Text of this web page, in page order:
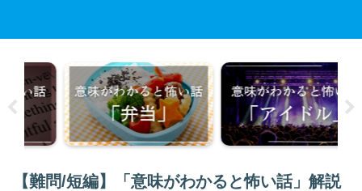
【難問/短編】「意味がわかると怖い話」解説